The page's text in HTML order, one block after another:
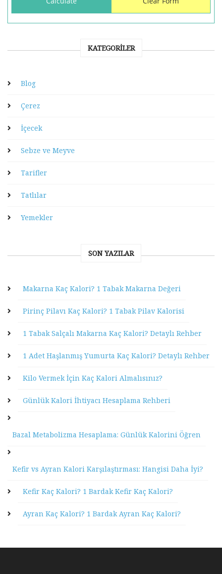
KATEGORILER
Blog
Çerez
İçecek
Sebze ve Meyve
Tarifler
Tatlılar
Yemekler
SON YAZILAR
Makarna Kaç Kalori? 1 Tabak Makarna Değeri
Pirinç Pilavı Kaç Kalori? 1 Tabak Pilav Kalorisi
1 Tabak Salçalı Makarna Kaç Kalori? Detaylı Rehber
1 Adet Haşlanmış Yumurta Kaç Kalori? Detaylı Rehber
Kilo Vermek İçin Kaç Kalori Almalısınız?
Günlük Kalori İhtiyacı Hesaplama Rehberi
Bazal Metabolizma Hesaplama: Günlük Kalorini Öğren
Kefir vs Ayran Kalori Karşılaştırması: Hangisi Daha İyi?
Kefir Kaç Kalori? 1 Bardak Kefir Kaç Kalori?
Ayran Kaç Kalori? 1 Bardak Ayran Kaç Kalori?